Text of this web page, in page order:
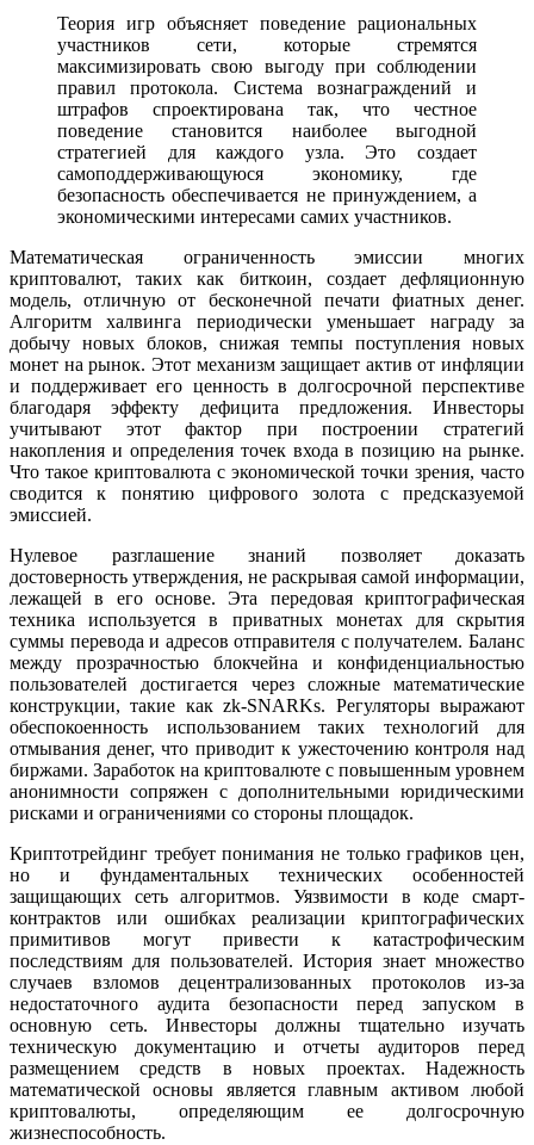
Теория игр объясняет поведение рациональных
участников сети, которые стремятся
максимизировать свою выгоду при соблюдении
правил протокола. Система вознаграждений и
штрафов спроектирована так, что честное
поведение становится наиболее выгодной
стратегией для каждого узла. Это создает
самоподдерживающуюся экономику, где
безопасность обеспечивается не принуждением, а
экономическими интересами самих участников.
Математическая ограниченность эмиссии многих
криптовалют, таких как биткоин, создает дефляционную
модель, отличную от бесконечной печати фиатных денег.
Алгоритм халвинга периодически уменьшает награду за
добычу новых блоков, снижая темпы поступления новых
монет на рынок. Этот механизм защищает актив от инфляции
и поддерживает его ценность в долгосрочной перспективе
благодаря эффекту дефицита предложения. Инвесторы
учитывают этот фактор при построении стратегий
накопления и определения точек входа в позицию на рынке.
Что такое криптовалюта с экономической точки зрения, часто
сводится к понятию цифрового золота с предсказуемой
эмиссией.
Нулевое разглашение знаний позволяет доказать
достоверность утверждения, не раскрывая самой информации,
лежащей в его основе. Эта передовая криптографическая
техника используется в приватных монетах для скрытия
суммы перевода и адресов отправителя с получателем. Баланс
между прозрачностью блокчейна и конфиденциальностью
пользователей достигается через сложные математические
конструкции, такие как zk-SNARKs. Регуляторы выражают
обеспокоенность использованием таких технологий для
отмывания денег, что приводит к ужесточению контроля над
биржами. Заработок на криптовалюте с повышенным уровнем
анонимности сопряжен с дополнительными юридическими
рисками и ограничениями со стороны площадок.
Криптотрейдинг требует понимания не только графиков цен,
но и фундаментальных технических особенностей
защищающих сеть алгоритмов. Уязвимости в коде смарт-
контрактов или ошибках реализации криптографических
примитивов могут привести к катастрофическим
последствиям для пользователей. История знает множество
случаев взломов децентрализованных протоколов из-за
недостаточного аудита безопасности перед запуском в
основную сеть. Инвесторы должны тщательно изучать
техническую документацию и отчеты аудиторов перед
размещением средств в новых проектах. Надежность
математической основы является главным активом любой
криптовалюты, определяющим ее долгосрочную
жизнеспособность.